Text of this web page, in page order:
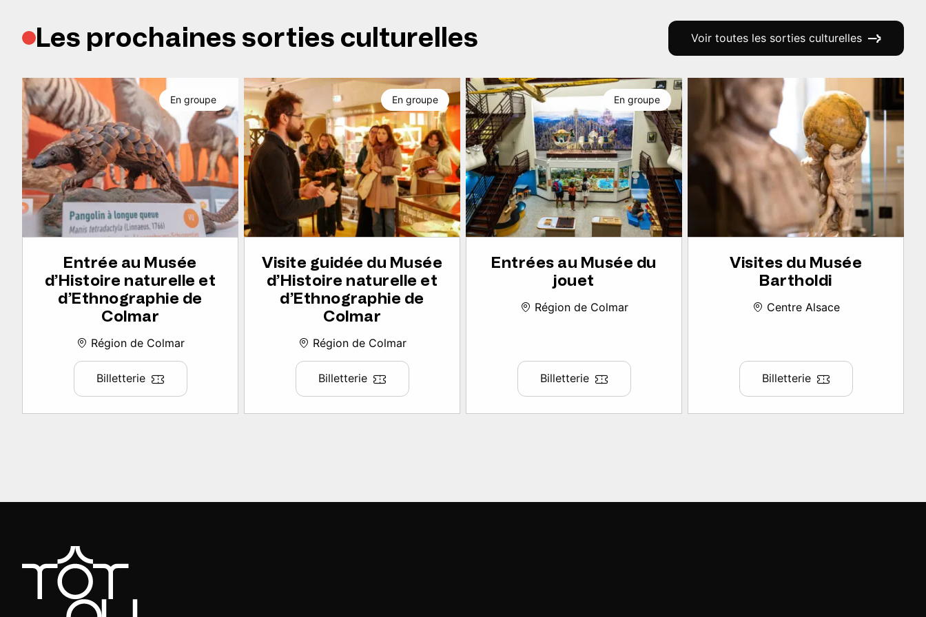
Les prochaines sorties culturelles Voir toutes les sorties culturelles
Entrée au Musée
d’Histoire naturelle et
d’Ethnographie de
Colmar
Région de Colmar
Billetterie
En groupe
Visite guidée du Musée
d’Histoire naturelle et
d’Ethnographie de
Colmar
Région de Colmar
Billetterie
En groupe
Entrées au Musée du
jouet
Région de Colmar
Billetterie
En groupe
Visites du Musée
Bartholdi
Centre Alsace
Billetterie